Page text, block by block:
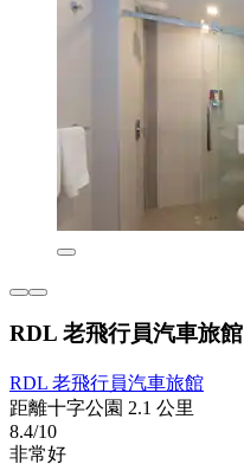
RDL 老飛行員汽車旅館
RDL 老飛行員汽車旅館
距離十字公園 2.1 公里
8.4/10
非常好